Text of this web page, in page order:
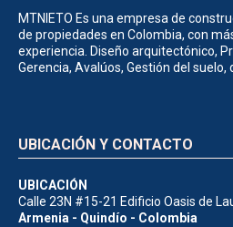
MTNIETO Es una empresa de
de propiedades en Colombia, con
experiencia. Diseño arquitectónico,
Gerencia, Avalúos, Gestión del
UBICACIÓN Y CONTACTO
UBICACIÓN
Calle 23N #15-21 Edificio Oasis de
Armenia - Quindío - Colombia